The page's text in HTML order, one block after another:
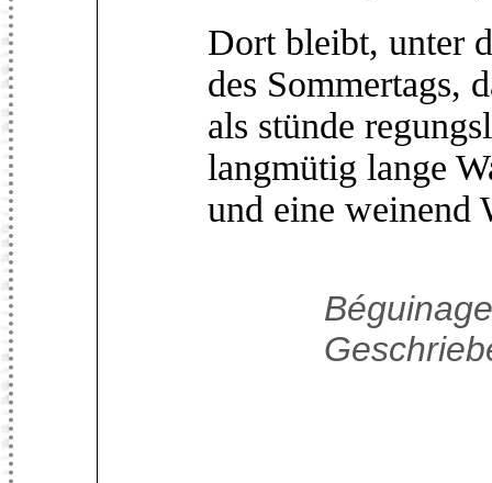
Dort bleibt, unter
des Sommertags,
als stünde
langmütig lange
und eine weinend